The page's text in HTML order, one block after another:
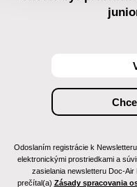
Odoslaním registrácie k
elektronickými prostriedkami a
zasielania newsletteru Doc-
prečítal(a) Zásady spracovania